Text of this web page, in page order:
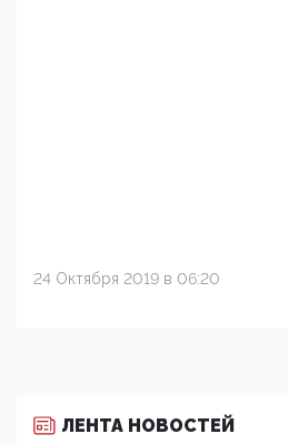
24 Октября 2019 в 06:20
ЛЕНТА НОВОСТЕЙ